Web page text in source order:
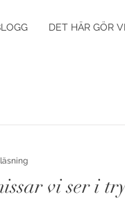
DET HÄR GÖR VI
vi ser i